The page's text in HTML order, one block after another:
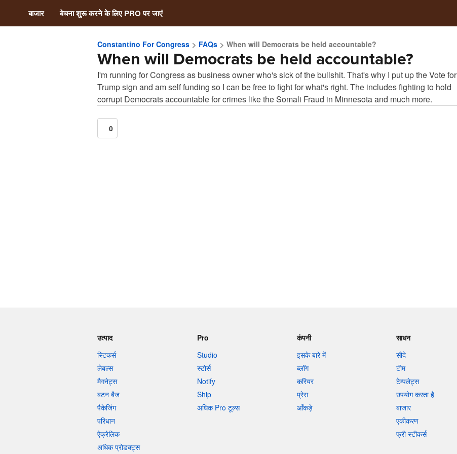
बाजार बेचना शुरू करने के लिए PRO पर जाएं
Constantino For Congress FAQs When will Democrats be held accountable?
When will Democrats be held accountable?
I'm running for Congress as business owner who's sick of the bullshit. That's why I put up the Vote for
Trump sign and am self funding so I can be free to fight for what's right. The includes fighting to hold
corrupt Democrats accountable for crimes like the Somali Fraud in Minnesota and much more.
0
उत्पाद
स्टिकर्स
लेबल्स
मैगनेट्स
बटन बैज
पैकेजिंग
परिधान
ऐक्रेलिक
अधिक प्रोडक्ट्स
Pro
Studio
स्टोर्स
Notify
Ship
अधिक Pro टूल्स
कंपनी
इसके बारे में
ब्लॉग
करियर
प्रेस
आँकड़े
साधन
सौदे
टीम
टेम्पलेट्स
उपयोग करता है
बाजार
एकीकरण
फ्री स्टीकर्स